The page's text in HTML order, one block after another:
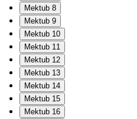
Mektub 8
Mektub 9
Mektub 10
Mektub 11
Mektub 12
Mektub 13
Mektub 14
Mektub 15
Mektub 16